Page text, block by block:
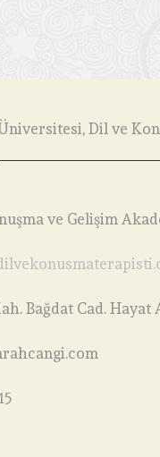
Dil ve
ve Gelişim
Bağdat Cad. Hayat